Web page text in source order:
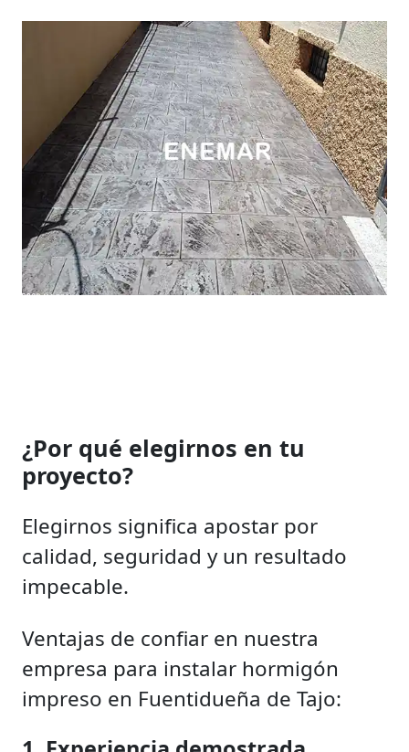
¿Por qué elegirnos en tu
proyecto?
Elegirnos significa apostar por
calidad, seguridad y un resultado
impecable.
Ventajas de confiar en nuestra
empresa para instalar hormigón
impreso en Fuentidueña de Tajo: